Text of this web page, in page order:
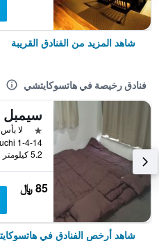
شاهد المزيد من الفنادق القريبة
فنادق رخيصة في هاتسوكايتشي
نجمةلا بأس 5.2
5.2 كيلومتر عن وسط المدينة
85 ﷼
شاهد أرخص الفنادق في